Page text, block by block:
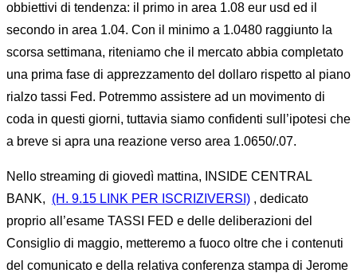
obbiettivi di tendenza: il primo in area 1.08 eur usd ed il
secondo in area 1.04. Con il minimo a 1.0480 raggiunto la
scorsa settimana, riteniamo che il mercato abbia completato
una prima fase di apprezzamento del dollaro rispetto al piano
rialzo tassi Fed. Potremmo assistere ad un movimento di
coda in questi giorni, tuttavia siamo confidenti sull’ipotesi che
a breve si apra una reazione verso area 1.0650/.07.
Nello streaming di giovedì mattina, INSIDE CENTRAL
BANK, (H. 9.15 LINK PER ISCRIZIVERSI) , dedicato
proprio all’esame TASSI FED e delle deliberazioni del
Consiglio di maggio, metteremo a fuoco oltre che i contenuti
del comunicato e della relativa conferenza stampa di Jerome